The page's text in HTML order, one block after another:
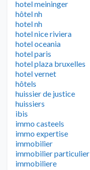
hotel meininger
hôtel nh
hotel nh
hotel nice riviera
hotel oceania
hotel paris
hotel plaza bruxelles
hotel vernet
hôtels
huissier de justice
huissiers
ibis
immo casteels
immo expertise
immobilier
immobilier particulier
immobiliere